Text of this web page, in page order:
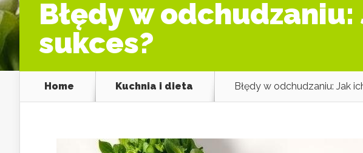
Błędy w
sukces?
Home Kuchnia i dieta Błędy w odchudzaniu: Jak